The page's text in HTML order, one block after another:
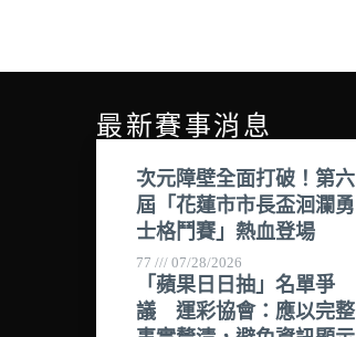
最新賽事消息
次元障壁全面打破！第六
屆「花蓮市市長盃洄瀾勇
士格鬥賽」熱血登場
77 07/28/2026
「蘋果日日抽」名單爭
議 運彩協會：應以完整